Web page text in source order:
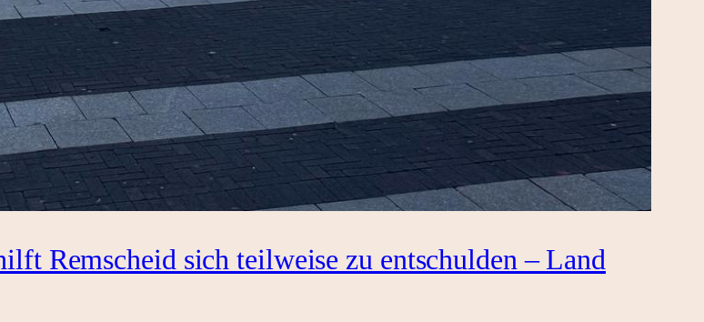
Remscheid sich teilweise zu entschulden – Land